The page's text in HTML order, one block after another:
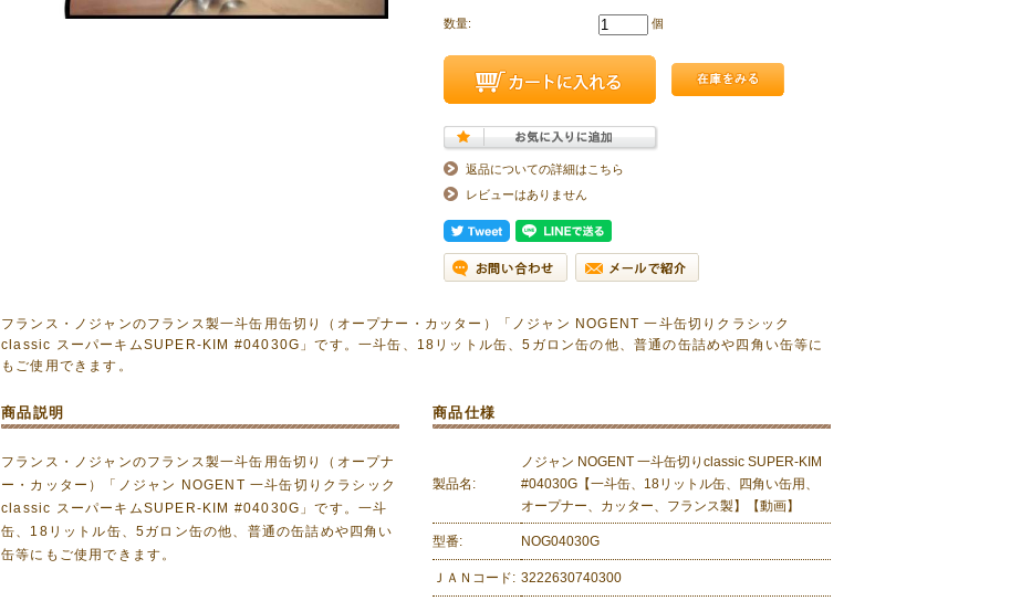
数量: 個
返品についての詳細はこちら
レビューはありません
フランス・ノジャンのフランス製一斗缶用缶切り（オープナー・カッター）「ノジャン NOGENT 一斗缶切りクラシック
classic スーパーキムSUPER-KIM #04030G」です。一斗缶、18リットル缶、5ガロン缶の他、普通の缶詰めや四角い缶等に
もご使用できます。
商品説明
フランス・ノジャンのフランス製一斗缶用缶切り（オープナ
ー・カッター）「ノジャン NOGENT 一斗缶切りクラシック
classic スーパーキムSUPER-KIM #04030G」です。一斗
缶、18リットル缶、5ガロン缶の他、普通の缶詰めや四角い
缶等にもご使用できます。
商品仕様
製品名:
ノジャン NOGENT 一斗缶切りclassic SUPER-KIM
#04030G【一斗缶、18リットル缶、四角い缶用、
オープナー、カッター、フランス製】【動画】
型番: NOG04030G
ＪＡＮコード: 3222630740300